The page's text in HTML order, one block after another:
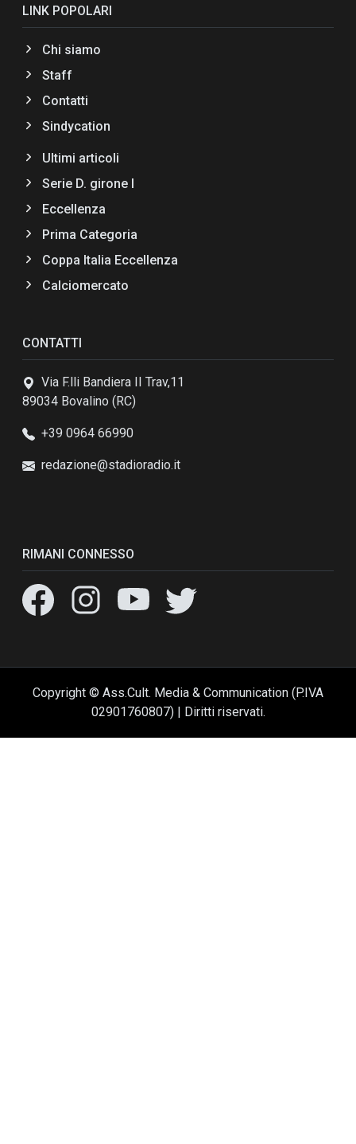
LINK POPOLARI
Chi siamo
Staff
Contatti
Sindycation
Ultimi articoli
Serie D. girone I
Eccellenza
Prima Categoria
Coppa Italia Eccellenza
Calciomercato
CONTATTI
Via F.lli Bandiera II Trav,11
89034 Bovalino (RC)
+39 0964 66990
redazione@stadioradio.it
RIMANI CONNESSO
Copyright © Ass.Cult. Media & Communication (P.IVA
02901760807) | Diritti riservati.